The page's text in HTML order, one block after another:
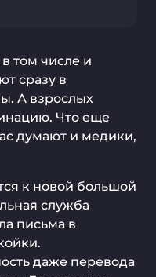
том числе и
сразу в
А взрослых
Что еще
думают и медики,
к новой большой
служба
письма в
даже перевода